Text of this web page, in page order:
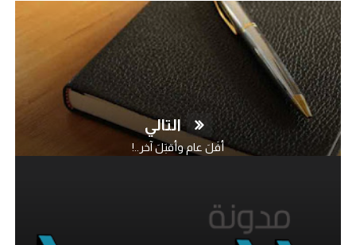
التالي
أفَلَ عام وأقبَلَ آخر..!